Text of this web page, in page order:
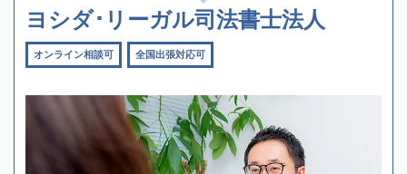
ヨシダ･リーガル司法書士法人
オンライン相談可 全国出張対応可